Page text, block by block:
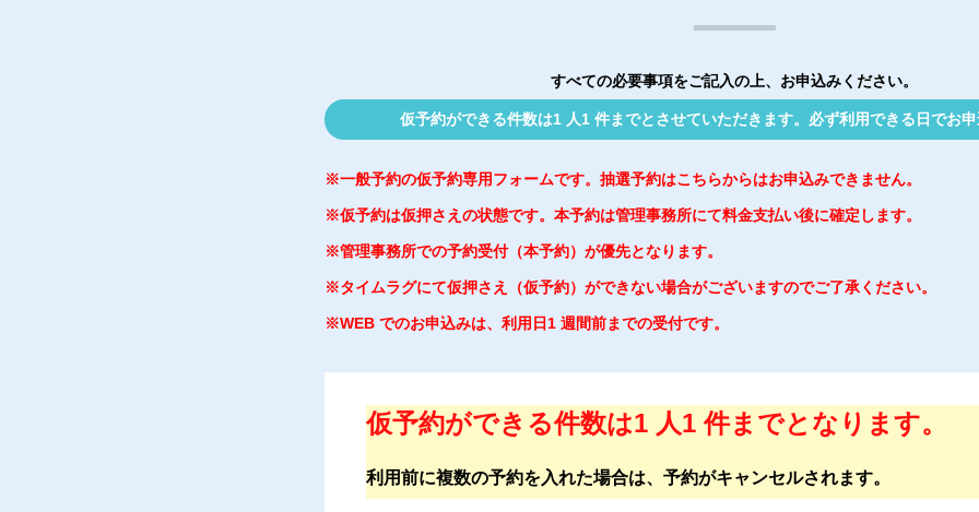
すべての必要事項をご記入の上、お申込みください。
仮予約ができる件数は1 人1 件までとさせていただきます。必ず利用できる日でお
※一般予約の仮予約専用フォームです。抽選予約はこちらからはお申込みできません。
※仮予約は仮押さえの状態です。本予約は管理事務所にて料金支払い後に確定します。
※管理事務所での予約受付（本予約）が優先となります。
※タイムラグにて仮押さえ（仮予約）ができない場合がございますのでご了承ください。
※WEB でのお申込みは、利用日1 週間前までの受付です。
仮予約ができる件数は1 人1 件までとなります。
利用前に複数の予約を入れた場合は、予約がキャンセルされます。